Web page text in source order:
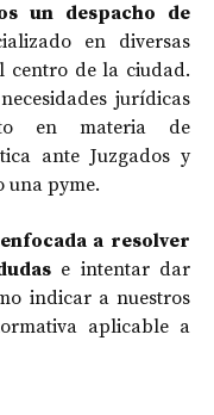
un despacho de
en diversas
centro de la ciudad.
jurídicas
en materia de
ante Juzgados y
una pyme.
a resolver
e intentar dar
indicar a nuestros
aplicable a